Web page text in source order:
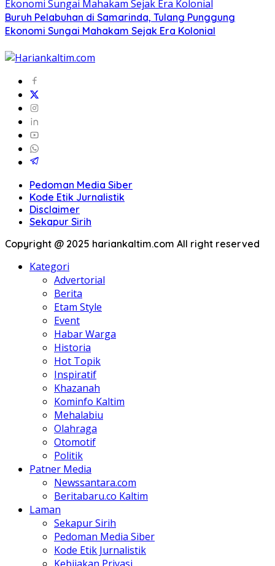
Buruh Pelabuhan di Samarinda, Tulang Punggung
Ekonomi Sungai Mahakam Sejak Era Kolonial
Pedoman Media Siber
Kode Etik Jurnalistik
Disclaimer
Sekapur Sirih
Copyright @ 2025 hariankaltim.com All right reserved
Kategori
Advertorial
Berita
Etam Style
Event
Habar Warga
Historia
Hot Topik
Inspiratif
Khazanah
Kominfo Kaltim
Mehalabiu
Olahraga
Otomotif
Politik
Patner Media
Newssantara.com
Beritabaru.co Kaltim
Laman
Sekapur Sirih
Pedoman Media Siber
Kode Etik Jurnalistik